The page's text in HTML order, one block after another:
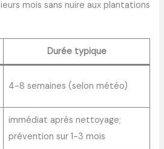
mois sans nuire aux plantations
Durée typique
4-8 semaines (selon météo)
immédiat après nettoyage;
prévention sur 1-3 mois